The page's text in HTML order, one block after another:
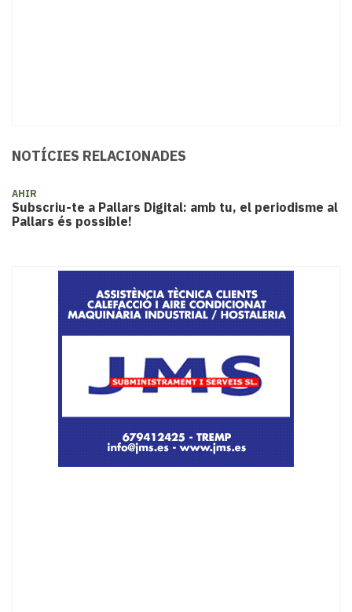
NOTÍCIES RELACIONADES
AHIR
Subscriu-te a Pallars Digital: amb tu, el periodisme al
Pallars és possible!